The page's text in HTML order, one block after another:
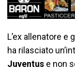
L’ex allenatore e
ha rilasciato
Juventus e non